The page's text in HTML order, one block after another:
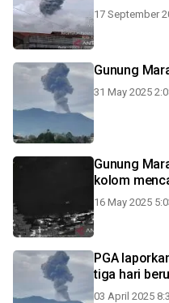
17 September
Gunung
31 May 2025
Gunung
kolom
16 May 2025
PGA laporkan
tiga hari
03 April 2025